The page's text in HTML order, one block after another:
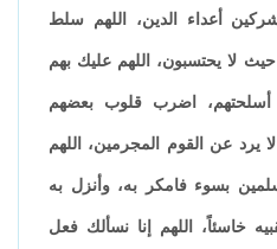
أعداء الدين، اللهم سلط
لا يحتسبون، اللهم عليك بهم
اضرب قلوب بعضهم
يرد عن القوم المجرمين، اللهم
بسوء فامكر به، وأنزل به
خاسئاً، اللهم إنا نسألك فعل